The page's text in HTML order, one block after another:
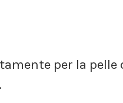
per la pelle